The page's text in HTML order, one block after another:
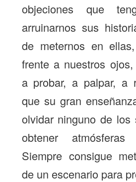
objeciones que
arruinarnos sus
de meternos en
frente a nuestros
a probar, a palpar, a
que su gran
olvidar ninguno de los
obtener
Siempre consigue
de un escenario para